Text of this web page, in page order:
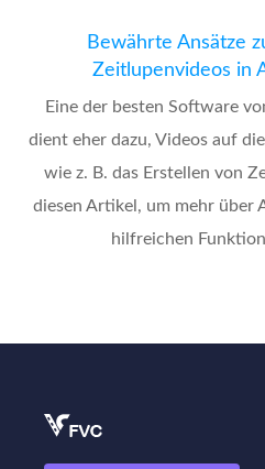
Bewährte Ansätze
Zeitlupenvideos in
Eine der besten Software
dient eher dazu, Videos auf
wie z. B. das Erstellen von
diesen Artikel, um mehr über
hilfreichen